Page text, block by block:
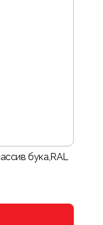
бука,RAL